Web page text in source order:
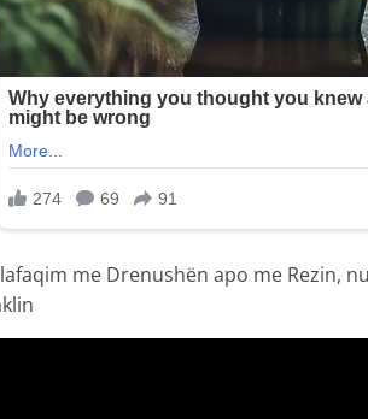
me Drenushën apo me Rezin,